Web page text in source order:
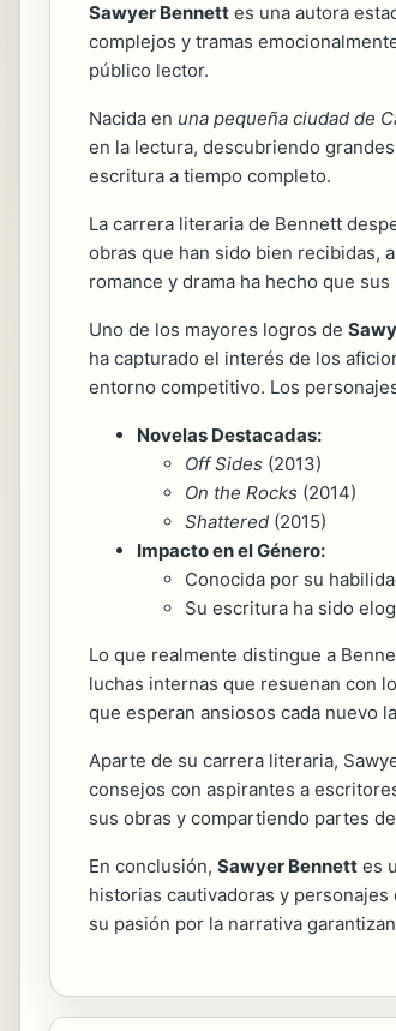
Sawyer Bennett es una autora
complejos y tramas
público lector.
Nacida en una pequeña ciudad de
en la lectura, descubriendo
escritura a tiempo completo.
La carrera literaria de Bennett
obras que han sido bien recibidas,
romance y drama ha hecho que
Uno de los mayores logros de
ha capturado el interés de los
entorno competitivo. Los
Novelas Destacadas:
Off Sides (2013)
On the Rocks (2014)
Shattered (2015)
Impacto en el Género:
Conocida por su
Su escritura ha sido
Lo que realmente distingue a
luchas internas que resuenan con
que esperan ansiosos cada nuevo
Aparte de su carrera literaria,
consejos con aspirantes a
sus obras y compartiendo partes
En conclusión, Sawyer Bennett es
historias cautivadoras y
su pasión por la narrativa